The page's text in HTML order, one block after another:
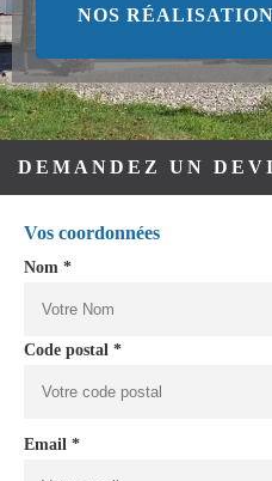
NOS
DEMANDEZ UN
Vos coordonnées
Nom *
Code postal *
Email *